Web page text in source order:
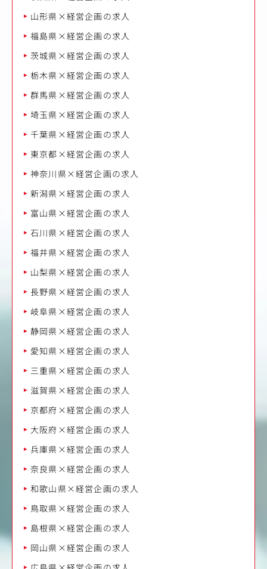
山形県×経営企画の求人
福島県×経営企画の求人
茨城県×経営企画の求人
栃木県×経営企画の求人
群馬県×経営企画の求人
埼玉県×経営企画の求人
千葉県×経営企画の求人
東京都×経営企画の求人
神奈川県×経営企画の求人
新潟県×経営企画の求人
富山県×経営企画の求人
石川県×経営企画の求人
福井県×経営企画の求人
山梨県×経営企画の求人
長野県×経営企画の求人
岐阜県×経営企画の求人
静岡県×経営企画の求人
愛知県×経営企画の求人
三重県×経営企画の求人
滋賀県×経営企画の求人
京都府×経営企画の求人
大阪府×経営企画の求人
兵庫県×経営企画の求人
奈良県×経営企画の求人
和歌山県×経営企画の求人
鳥取県×経営企画の求人
島根県×経営企画の求人
岡山県×経営企画の求人